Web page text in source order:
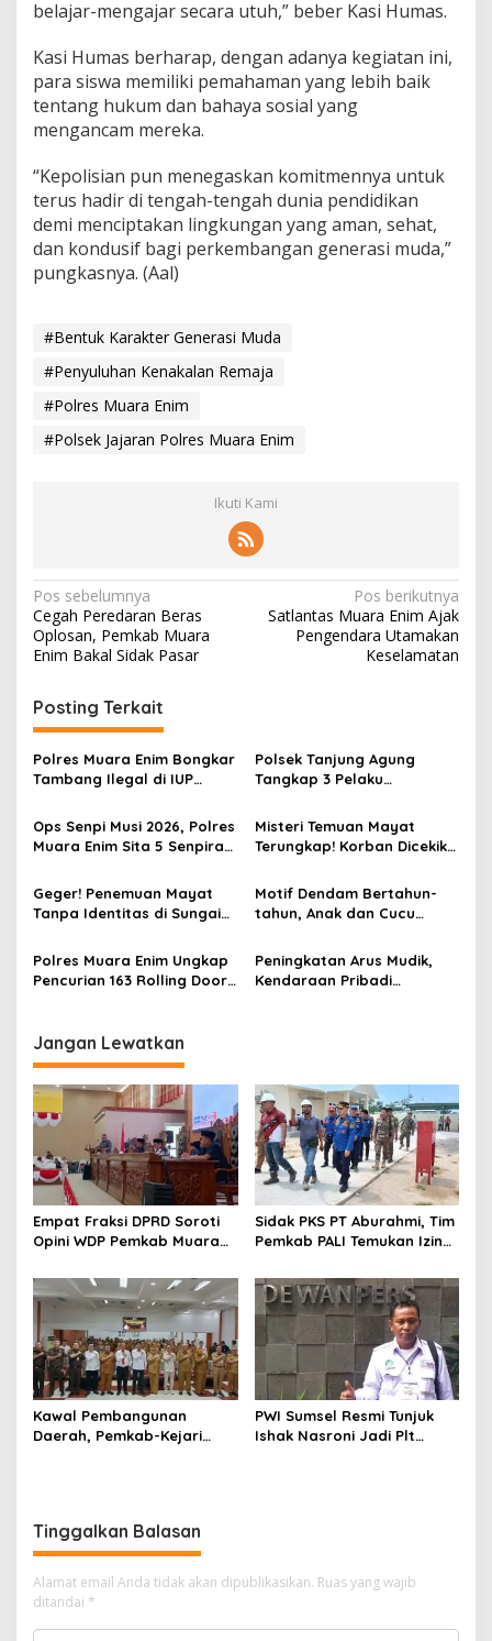
belajar-mengajar secara utuh,” beber Kasi Humas.
Kasi Humas berharap, dengan adanya kegiatan ini,
para siswa memiliki pemahaman yang lebih baik
tentang hukum dan bahaya sosial yang
mengancam mereka.
“Kepolisian pun menegaskan komitmennya untuk
terus hadir di tengah-tengah dunia pendidikan
demi menciptakan lingkungan yang aman, sehat,
dan kondusif bagi perkembangan generasi muda,”
pungkasnya. (Aal)
#Bentuk Karakter Generasi Muda
#Penyuluhan Kenakalan Remaja
#Polres Muara Enim
#Polsek Jajaran Polres Muara Enim
Ikuti Kami
N
a
v
i
g
a
s
i
p
s
Pos sebelumnya
Cegah Peredaran Beras
Oplosan, Pemkab Muara
Enim Bakal Sidak Pasar
Pos berikutnya
Satlantas Muara Enim Ajak
Pengendara Utamakan
Keselamatan
Posting Terkait
Polres Muara Enim Bongkar
Tambang Ilegal di IUP
Miliar
Polsek Tanjung Agung
Tangkap 3 Pelaku
Satu Masih DPO
Ops Senpi Musi 2026, Polres
Muara Enim Sita 5 Senpira
Tersangka
Misteri Temuan Mayat
Terungkap! Korban Dicekik
Tewas, Jasad Dibakar dan
Dibuang ke Sungai Enim
Geger! Penemuan Mayat
Tanpa Identitas di Sungai
Motif Dendam Bertahun-
tahun, Anak dan Cucu
Polres Muara Enim Ungkap
Pencurian 163 Rolling Door
Peningkatan Arus Mudik,
Kendaraan Pribadi
Jangan Lewatkan
Empat Fraksi DPRD Soroti
Opini WDP Pemkab Muara
Kelola Keuangan
Sidak PKS PT Aburahmi, Tim
Pemkab PALI Temukan Izin
Kawal Pembangunan
Daerah, Pemkab-Kejari
PWI Sumsel Resmi Tunjuk
Ishak Nasroni Jadi Plt
Tinggalkan Balasan
Alamat email Anda tidak akan dipublikasikan. Ruas yang wajib
ditandai *